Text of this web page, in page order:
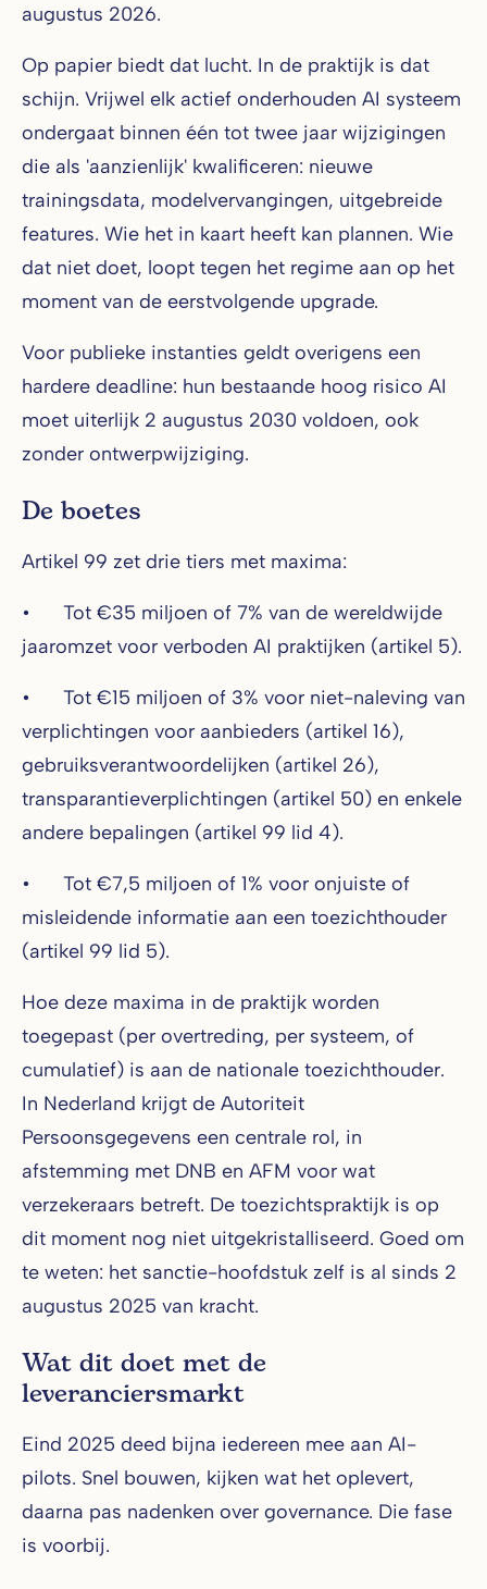
augustus 2026.
Op papier biedt dat lucht. In de praktijk is dat
schijn. Vrijwel elk actief onderhouden AI systeem
ondergaat binnen één tot twee jaar wijzigingen
die als 'aanzienlijk' kwalificeren: nieuwe
trainingsdata, modelvervangingen, uitgebreide
features. Wie het in kaart heeft kan plannen. Wie
dat niet doet, loopt tegen het regime aan op het
moment van de eerstvolgende upgrade.
Voor publieke instanties geldt overigens een
hardere deadline: hun bestaande hoog risico AI
moet uiterlijk 2 augustus 2030 voldoen, ook
zonder ontwerpwijziging.
De boetes
Artikel 99 zet drie tiers met maxima:
• Tot €35 miljoen of 7% van de wereldwijde
jaaromzet voor verboden AI praktijken (artikel 5).
• Tot €15 miljoen of 3% voor niet-naleving van
verplichtingen voor aanbieders (artikel 16),
gebruiksverantwoordelijken (artikel 26),
transparantieverplichtingen (artikel 50) en enkele
andere bepalingen (artikel 99 lid 4).
• Tot €7,5 miljoen of 1% voor onjuiste of
misleidende informatie aan een toezichthouder
(artikel 99 lid 5).
Hoe deze maxima in de praktijk worden
toegepast (per overtreding, per systeem, of
cumulatief) is aan de nationale toezichthouder.
In Nederland krijgt de Autoriteit
Persoonsgegevens een centrale rol, in
afstemming met DNB en AFM voor wat
verzekeraars betreft. De toezichtspraktijk is op
dit moment nog niet uitgekristalliseerd. Goed om
te weten: het sanctie-hoofdstuk zelf is al sinds 2
augustus 2025 van kracht.
Wat dit doet met de
leveranciersmarkt
Eind 2025 deed bijna iedereen mee aan AI-
pilots. Snel bouwen, kijken wat het oplevert,
daarna pas nadenken over governance. Die fase
is voorbij.